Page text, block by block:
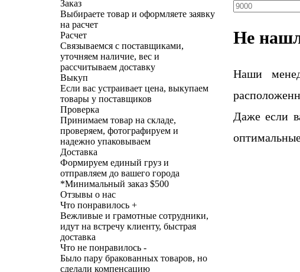
Заказ
Выбираете товар и оформляете заявку
на расчет
Расчет
Связываемся с поставщиками,
уточняем наличие, вес и
рассчитываем доставку
Выкуп
Если вас устраивает цена, выкупаем
товары у поставщиков
Проверка
Принимаем товар на складе,
проверяем, фотографируем и
надежно упаковываем
Доставка
Формируем единый груз и
отправляем до вашего города
*Минимальный заказ $500
Отзывы о нас
Что понравилось +
Вежливые и грамотные сотрудники,
идут на встречу клиенту, быстрая
доставка
Что не понравилось -
Было пару бракованных товаров, но
сделали компенсацию
Не
Наши
Даже если